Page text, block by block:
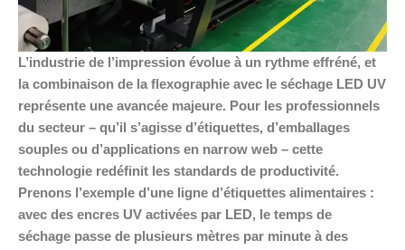
L’industrie de l’impression évolue à un rythme effréné, et
la combinaison de la flexographie avec le séchage LED UV
représente une avancée majeure. Pour les professionnels
du secteur – qu’il s’agisse d’étiquettes, d’emballages
souples ou d’applications en narrow web – cette
technologie redéfinit les standards de productivité.
Prenons l’exemple d’une ligne d’étiquettes alimentaires :
avec des encres UV activées par LED, le temps de
séchage passe de plusieurs mètres par minute à des